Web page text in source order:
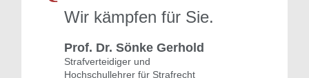
Wir kämpfen für Sie.
Prof. Dr. Sönke Gerhold
Strafverteidiger und
Hochschullehrer für Strafrecht